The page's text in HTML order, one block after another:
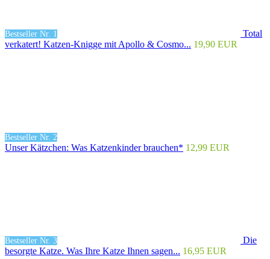
Bestseller Nr. 1
Total
verkatert! Katzen-Knigge mit Apollo & Cosmo... 19,90 EUR
Bestseller Nr. 2
Unser Kätzchen: Was Katzenkinder brauchen* 12,99 EUR
Bestseller Nr. 3
Die
besorgte Katze. Was Ihre Katze Ihnen sagen... 16,95 EUR